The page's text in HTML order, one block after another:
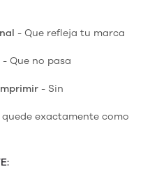
- Que refleja tu marca
- Que no pasa
- Sin
exactamente como